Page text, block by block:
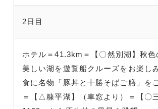
2日目
ホテル＝41.3km＝【〇然別湖】秋色
美しい湖を遊覧船クルーズをお楽し
食に名物「豚丼と十勝そばご膳」を
＝【△糠平湖】（車窓より）＝【〇